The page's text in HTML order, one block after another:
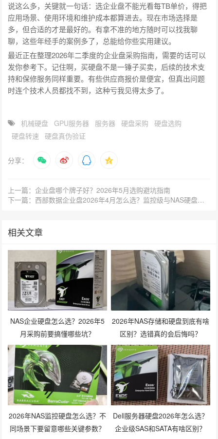
说这么多，关键就一句话：选企业盘不能光看每TB单价，得把
应用场景、使用环境和维护成本都算进去。现在市场选择是
多，但合适的才是最好的。有拿不准的地方随时可以找我聊
聊，这些年经手的案例多了，总能给你些实用建议。
最近正在整理2026年二季度的企业盘采购指南，需要的话可以
发你参考下。记住啊，买硬盘不是一锤子买卖，后续的技术支
持和保修服务同样重要。有些供应商报价是便宜，但真出问题
时连个技术人员都找不到，这种亏我见得太多了。
机械硬盘 GPU服务器 服务器 硬盘采购
硬盘选购
硬盘转速
硬盘真伪验证
分享：
上一篇：企业盘哪个牌子好？2026年5月选购避坑指南
下一篇：西部数据企业盘2026年4月怎么选？监控级与NAS硬盘区别在哪？
相关文章
NAS企业硬盘怎么选？2026年5
月采购前要搞懂哪些坑？
2026年NAS存储和硬盘到底有啥
区别？选错真的会后悔吗？
2026年NAS监控硬盘怎么选？不
同场景下要留意哪些关键参数？
Dell服务器硬盘2026年怎么选？
企业级SAS和SATA有啥区别？